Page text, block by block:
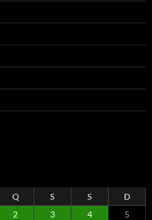
Q S S
D
2 3 4
5